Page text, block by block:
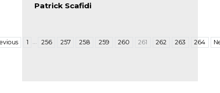
Patrick Scafidi
1 … 256 257 258 259 260 261 262 263 264